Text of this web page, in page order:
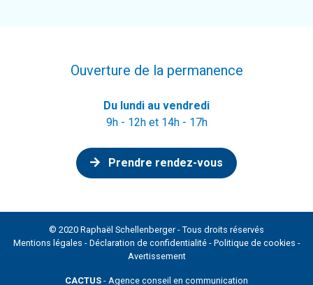
Ouverture de la permanence
Du lundi au vendredi
9h - 12h et 14h - 17h
Prendre rendez-vous
© 2020 Raphaël Schellenberger - Tous droits réservés
Mentions légales - Déclaration de confidentialité- Politique de cookies -
Avertissement
CACTUS - Agence conseil en communication